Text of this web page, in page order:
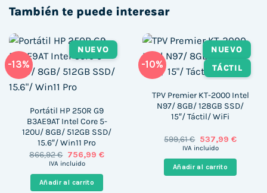
También te puede interesar
-13%
NUEVO
Portátil HP 250R G9
B3AE9AT Intel Core 5-
120U/ 8GB/ 512GB SSD/
15.6″/ Win11 Pro
866,92€ El
precio
era:
866,92 €.
756,99 €El
IVA incluido
Añadir al carrito
-10%
NUEVO
TÁCTIL
TPV Premier KT-2000 Intel
N97/ 8GB/ 128GB SSD/
15″/ Táctil/ WiFi
599,61€ El
precio
era:
599,61 €.
537,99 €El
es:
537,99
IVA incluido
Añadir al carrito